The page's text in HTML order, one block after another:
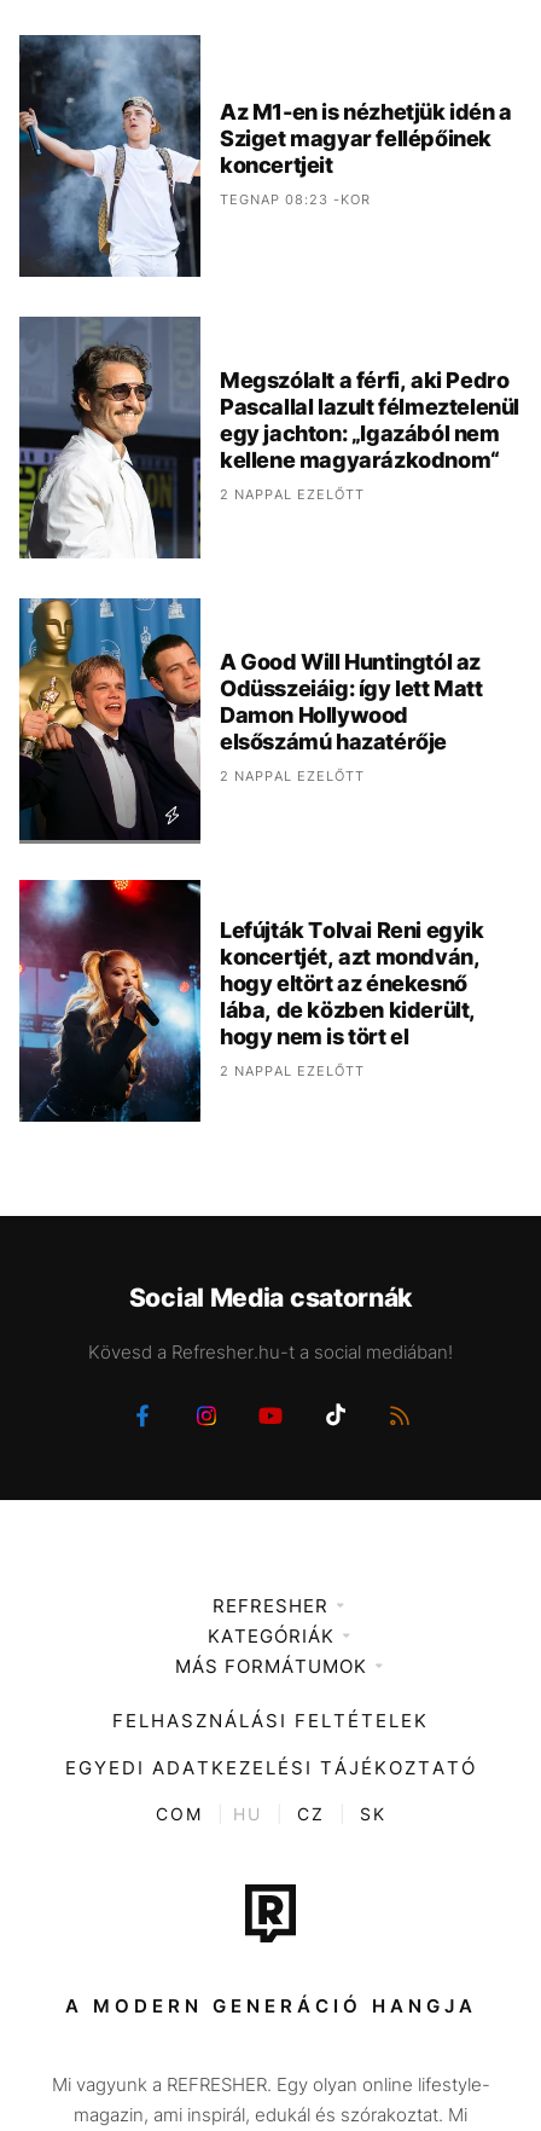
Az M1-en is nézhetjük idén a
Sziget magyar fellépőinek
koncertjeit
TEGNAP 08:23 -KOR
Megszólalt a férfi, aki Pedro
Pascallal lazult félmeztelenül
egy jachton: „Igazából nem
kellene magyarázkodnom“
2 NAPPAL EZELŐTT
A Good Will Huntingtól az
Odüsszeiáig: így lett Matt
Damon Hollywood
elsőszámú hazatérője
2 NAPPAL EZELŐTT
Lefújták Tolvai Reni egyik
koncertjét, azt mondván,
hogy eltört az énekesnő
lába, de közben kiderült,
hogy nem is tört el
2 NAPPAL EZELŐTT
Social Media csatornák
Kövesd a Refresher.hu-t a social mediában!
REFRESHER
Médiaajánlat
KATEGÓRIÁK
Zene
Divat
Kultúra
ENTR
Tech-Tudomány
Sport
Társadalom
Utazás
MÁS FORMÁTUMOK
FELHASZNÁLÁSI FELTÉTELEK
EGYEDI ADATKEZELÉSI TÁJÉKOZTATÓ
COM HU CZ SK
A MODERN GENERÁCIÓ HANGJA
Mi vagyunk a REFRESHER. Egy olyan online lifestyle-
magazin, ami inspirál, edukál és szórakoztat. Mi